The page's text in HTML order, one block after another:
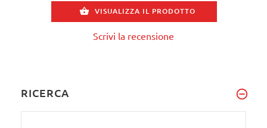
VISUALIZZA IL PRODOTTO
Scrivi la recensione
RICERCA